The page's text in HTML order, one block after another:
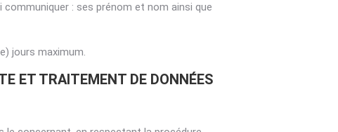
: ses prénom et nom ainsi que
jours maximum.
ET TRAITEMENT DE DONNÉES